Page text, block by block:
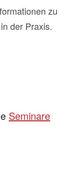
zu
der Praxis.
Seminare